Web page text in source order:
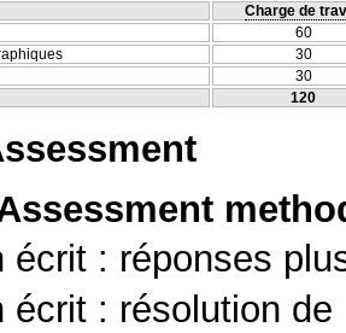
Charge de
60
30
30
120
écrit : réponses
écrit : résolution de